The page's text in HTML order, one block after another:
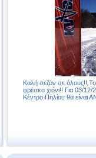
Kαλή σεζόν σε όλους!!
φρέσκο χιόνι!! Για 03/12/
Κέντρο Πηλίου θα είναι